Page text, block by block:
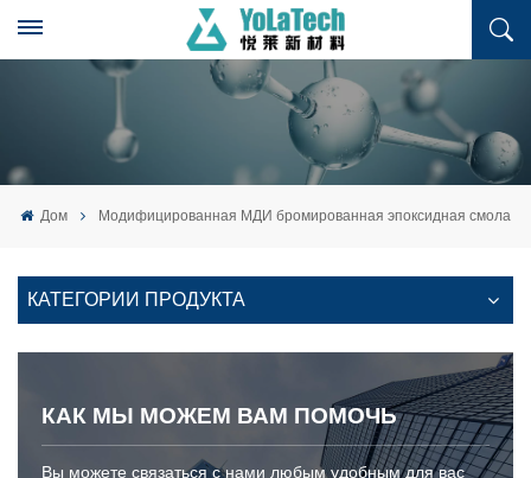
Дом Модифицированная МДИ бромированная эпоксидная смола
КАТЕГОРИИ ПРОДУКТА
КАК МЫ МОЖЕМ ВАМ ПОМОЧЬ
Вы можете связаться с нами любым удобным для вас